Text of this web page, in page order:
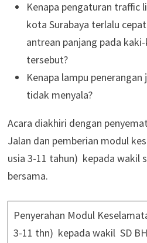
Kenapa pengaturan traffic
kota Surabaya terlalu
antrean panjang pada
tersebut?
Kenapa lampu
tidak menyala?
Acara diakhiri dengan
Jalan dan pemberian modul
usia 3-11 tahun) kepada wakil
bersama.
Penyerahan Modul
3-11 thn) kepada wakil SD